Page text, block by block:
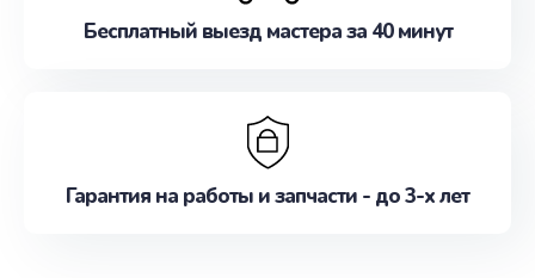
Бесплатный выезд мастера за 40 минут
Гарантия на работы и запчасти - до 3-х лет